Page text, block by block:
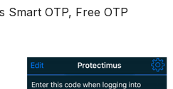
Smart OTP, Free OTP